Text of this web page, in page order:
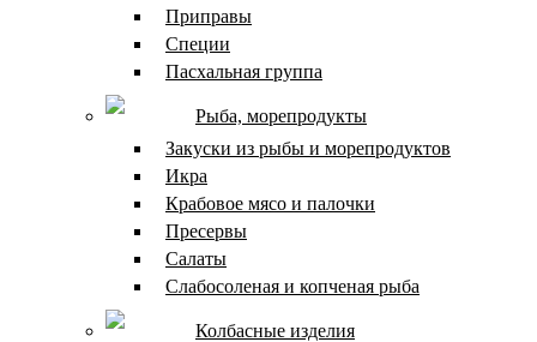
Приправы
Специи
Пасхальная группа
Рыба, морепродукты
Закуски из рыбы и морепродуктов
Икра
Крабовое мясо и палочки
Пресервы
Салаты
Слабосоленая и копченая рыба
Колбасные изделия